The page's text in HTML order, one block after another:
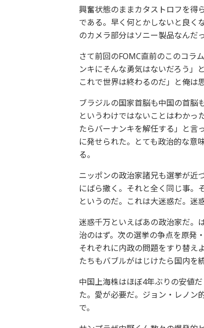
興奮状態のままカタストロフを得
である。早く何とかしないと良く
のカメラ部分はソニー製品なんだ
さて前回のFOMC直前のこのコラ
ンキにそんな勇気はないだろう」
これで世界は終わるのだ」と俺は
ブラジルの国家首脳も中国の首脳
というわけではないことはわかっ
たらバーナンキを解任する」と言
に発せられた。とても政治的な意
る。
ニッポンの政治家諸兄も選挙が近
にばら撒く。それと全く同じ事。
というのだ。これは大迷惑だ。迷
迷惑千万といえばあの政治家だ。
治のはず。次の選挙の争点を原発
それぞれに内政の問題をすり替え
たちもバブルがはじけたら国内を
中国上海株はほぼ4年ぶりの安値
た。愛が必要だ。ジョン・レノン
で。